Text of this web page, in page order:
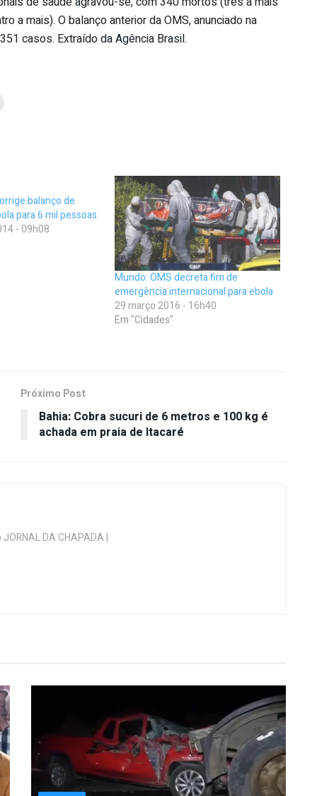
a mais). O balanço anterior da OMS, anunciado na
casos. Extraído da Agência Brasil.
balanço de
para 6 mil pessoas
- 09h08
Mundo: OMS decreta fim de
emergência internacional para ebola
29 março 2016 - 16h40
Em "Cidades"
Próximo Post
Bahia: Cobra sucuri de 6 metros e 100 kg é
achada em praia de Itacaré
DA CHAPADA |